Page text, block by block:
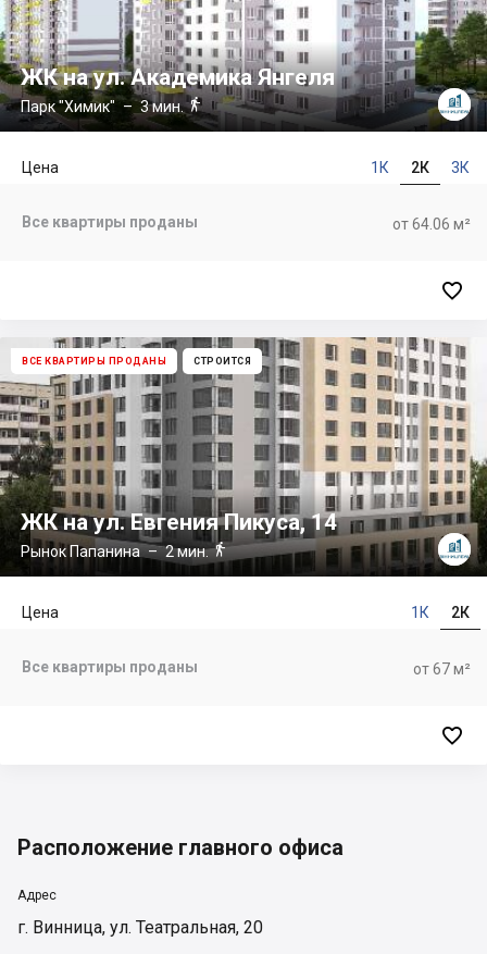
ЖК на ул. Академика Янгеля
Парк "Химик" – 3 мин.
1К 2К 3К
Цена
от 64.06 м²
Все квартиры проданы

ВСЕ КВАРТИРЫ ПРОДАНЫ СТРОИТСЯ
ЖК на ул. Евгения Пикуса, 14
Рынок Папанина – 2 мин.
1К 2К
Цена
от 67 м²
Все квартиры проданы

Расположение главного офиса
Адрес
г. Винница, ул. Театральная, 20